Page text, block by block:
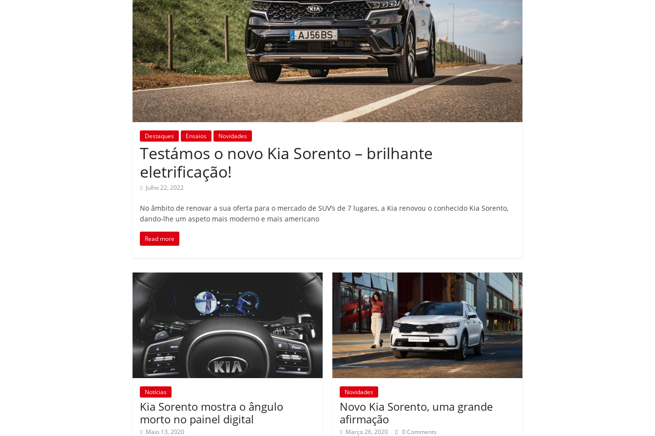
Destaques Ensaios Novidades
Testámos o novo Kia Sorento – brilhante
eletrificação!
Julho 22, 2022
No âmbito de renovar a sua oferta para o mercado de SUV’s de 7 lugares, a Kia renovou o conhecido Kia Sorento,
dando-lhe um aspeto mais moderno e mais americano
Read more
Notícias
Kia Sorento mostra o ângulo
morto no painel digital
Maio 13, 2020
Novidades
Novo Kia Sorento, uma grande
afirmação
Março 26, 2020 0 Comments